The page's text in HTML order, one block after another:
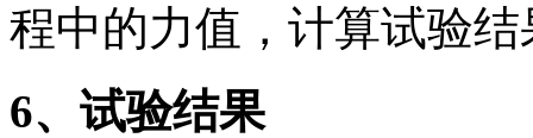
程中的力值，计算试验结
6、试验结果